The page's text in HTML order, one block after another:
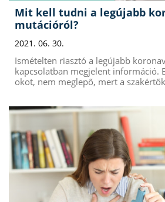
Mit kell tudni a legújabb
mutációról?
2021. 06. 30.
Ismételten riasztó a legújabb
kapcsolatban megjelent információ.
okot, nem meglepő, mert a